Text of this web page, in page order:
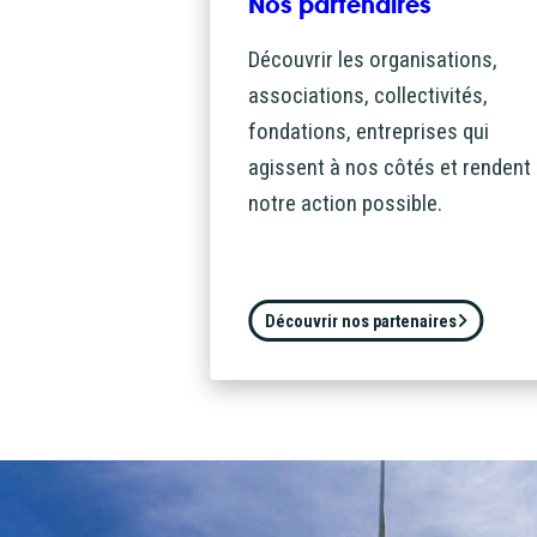
Découvrir les organisations,
associations, collectivités,
fondations, entreprises qui
agissent à nos côtés et rendent
notre action possible.
Découvrir nos partenaires
votre
La
du
effective.